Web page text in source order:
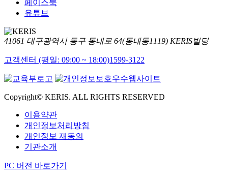
페이스북
유튜브
41061 대구광역시 동구 동내로 64(동내동1119) KERIS빌딩
고객센터 (평일: 09:00 ~ 18:00)1599-3122
Copyright© KERIS. ALL RIGHTS RESERVED
이용약관
개인정보처리방침
개인정보 재동의
기관소개
PC 버전 바로가기